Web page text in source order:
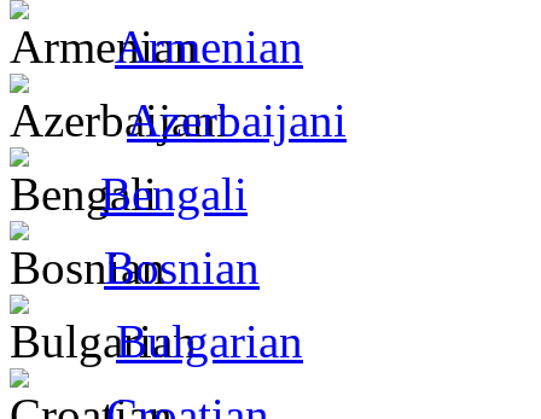
Armenian
Azerbaijani
Bengali
Bosnian
Bulgarian